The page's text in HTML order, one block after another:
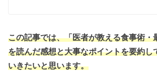
この記事では、「医者が教える食事術・
を読んだ感想と大事なポイントを要約し
いきたいと思います。